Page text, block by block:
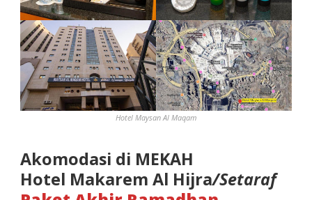
Hotel Maysan Al Maqam
Akomodasi di MEKAH
Hotel Makarem Al Hijra/Setaraf